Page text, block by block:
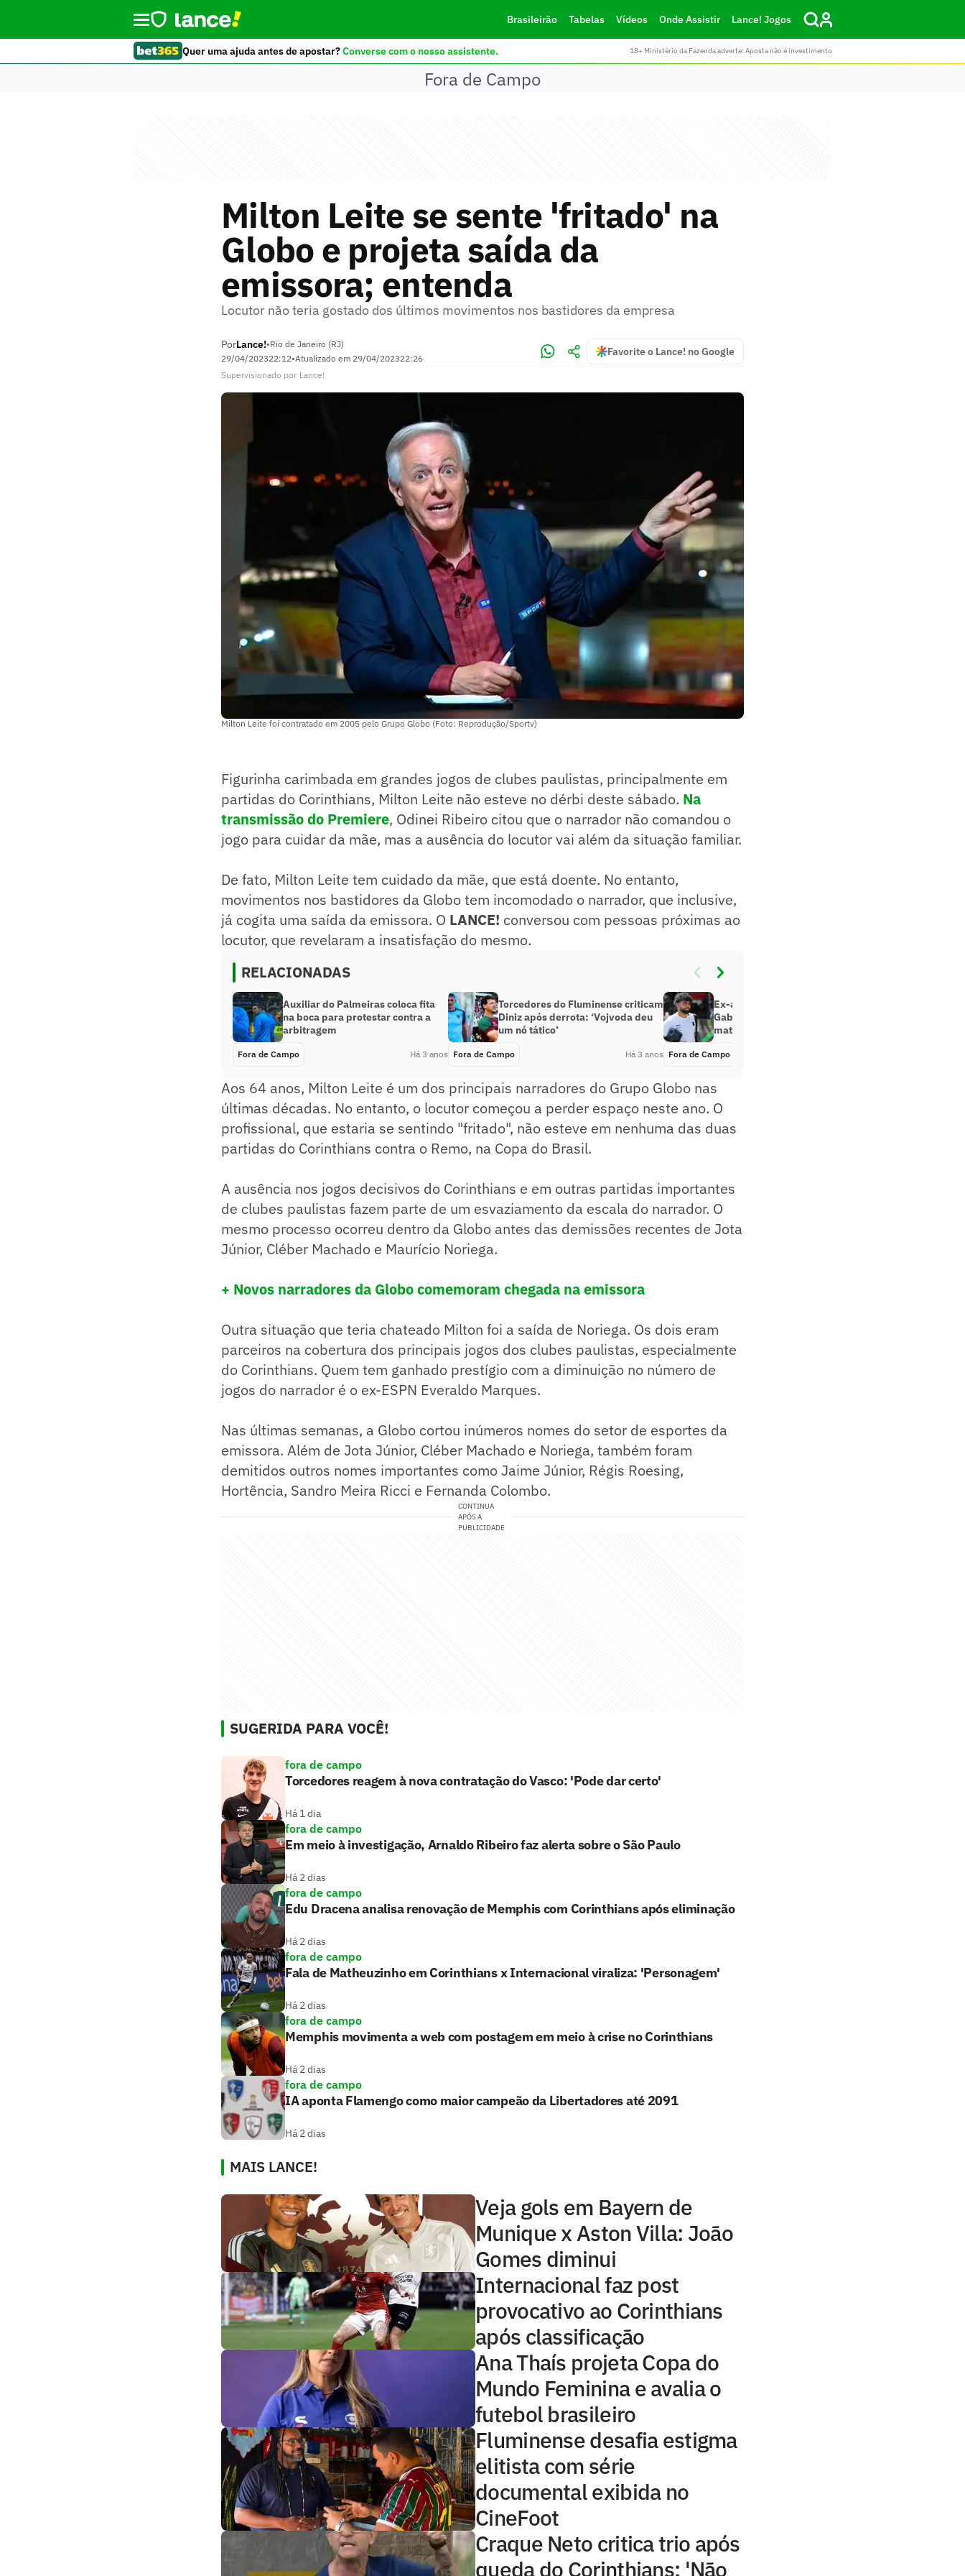
Brasileirão Tabelas Vídeos Onde Assistir Lance! Jogos
Quer uma ajuda antes de apostar?Converse com o nosso assistente. 18+ Ministério da Fazenda adverte: Aposta não é investimento
Fora de Campo
Milton Leite se sente 'fritado' na
Globo e projeta saída da
emissora; entenda
Locutor não teria gostado dos últimos movimentos nos bastidores da empresa
PorLance!•Rio de Janeiro (RJ)
29/04/202322:12•Atualizado em 29/04/202322:26
Favorite o Lance! no Google
Supervisionado por Lance!
Milton Leite foi contratado em 2005 pelo Grupo Globo (Foto: Reprodução/Sportv)
Figurinha carimbada em grandes jogos de clubes paulistas, principalmente em
partidas do Corinthians, Milton Leite não esteve no dérbi deste sábado. Na
transmissão do Premiere, Odinei Ribeiro citou que o narrador não comandou o
jogo para cuidar da mãe, mas a ausência do locutor vai além da situação familiar.
De fato, Milton Leite tem cuidado da mãe, que está doente. No entanto,
movimentos nos bastidores da Globo tem incomodado o narrador, que inclusive,
já cogita uma saída da emissora. O LANCE! conversou com pessoas próximas ao
locutor, que revelaram a insatisfação do mesmo.
RELACIONADAS
Auxiliar do Palmeiras coloca fita
na boca para protestar contra a
arbitragem
Fora de Campo Há 3 anos
Torcedores do Fluminense criticam
Diniz após derrota: ‘Vojvoda deu
um nó tático’
Fora de Campo Há 3 anos
Ex-atacante critica postura de
Gabigol, do Flamengo: ‘Questão de
maturidade’
Fora de Campo
Aos 64 anos, Milton Leite é um dos principais narradores do Grupo Globo nas
últimas décadas. No entanto, o locutor começou a perder espaço neste ano. O
profissional, que estaria se sentindo "fritado", não esteve em nenhuma das duas
partidas do Corinthians contra o Remo, na Copa do Brasil.
A ausência nos jogos decisivos do Corinthians e em outras partidas importantes
de clubes paulistas fazem parte de um esvaziamento da escala do narrador. O
mesmo processo ocorreu dentro da Globo antes das demissões recentes de Jota
Júnior, Cléber Machado e Maurício Noriega.
+ Novos narradores da Globo comemoram chegada na emissora
Outra situação que teria chateado Milton foi a saída de Noriega. Os dois eram
parceiros na cobertura dos principais jogos dos clubes paulistas, especialmente
do Corinthians. Quem tem ganhado prestígio com a diminuição no número de
jogos do narrador é o ex-ESPN Everaldo Marques.
Nas últimas semanas, a Globo cortou inúmeros nomes do setor de esportes da
emissora. Além de Jota Júnior, Cléber Machado e Noriega, também foram
demitidos outros nomes importantes como Jaime Júnior, Régis Roesing,
Hortência, Sandro Meira Ricci e Fernanda Colombo.
CONTINUA
APÓS A
PUBLICIDADE
SUGERIDA PARA VOCÊ!
fora de campo
Torcedores reagem à nova contratação do Vasco: 'Pode dar certo'
Há 1 dia
fora de campo
Em meio à investigação, Arnaldo Ribeiro faz alerta sobre o São Paulo
Há 2 dias
fora de campo
Edu Dracena analisa renovação de Memphis com Corinthians após eliminação
Há 2 dias
fora de campo
Fala de Matheuzinho em Corinthians x Internacional viraliza: 'Personagem'
Há 2 dias
fora de campo
Memphis movimenta a web com postagem em meio à crise no Corinthians
Há 2 dias
fora de campo
IA aponta Flamengo como maior campeão da Libertadores até 2091
Há 2 dias
MAIS LANCE!
Veja gols em Bayern de
Munique x Aston Villa: João
Gomes diminui
Internacional faz post
provocativo ao Corinthians
após classificação
Ana Thaís projeta Copa do
Mundo Feminina e avalia o
futebol brasileiro
Fluminense desafia estigma
elitista com série
documental exibida no
CineFoot
Craque Neto critica trio após
queda do Corinthians: 'Não